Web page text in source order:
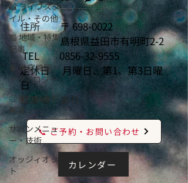
📸 ライフスタ
イル・その他
📰 地域・特集
記事
🔋 美容機器・
テクノロジー
😣髪の悩み別
解決
サロンメニュ
ー・技術
オッジィオッ
ト
住所〒698-0022
島根県益田市有明町2-2
TEL0856-32-9555
定休日 月曜日、第1、第3日曜
日
駐車場 あり
📞 ご予約・お問い合わせ
カレンダー